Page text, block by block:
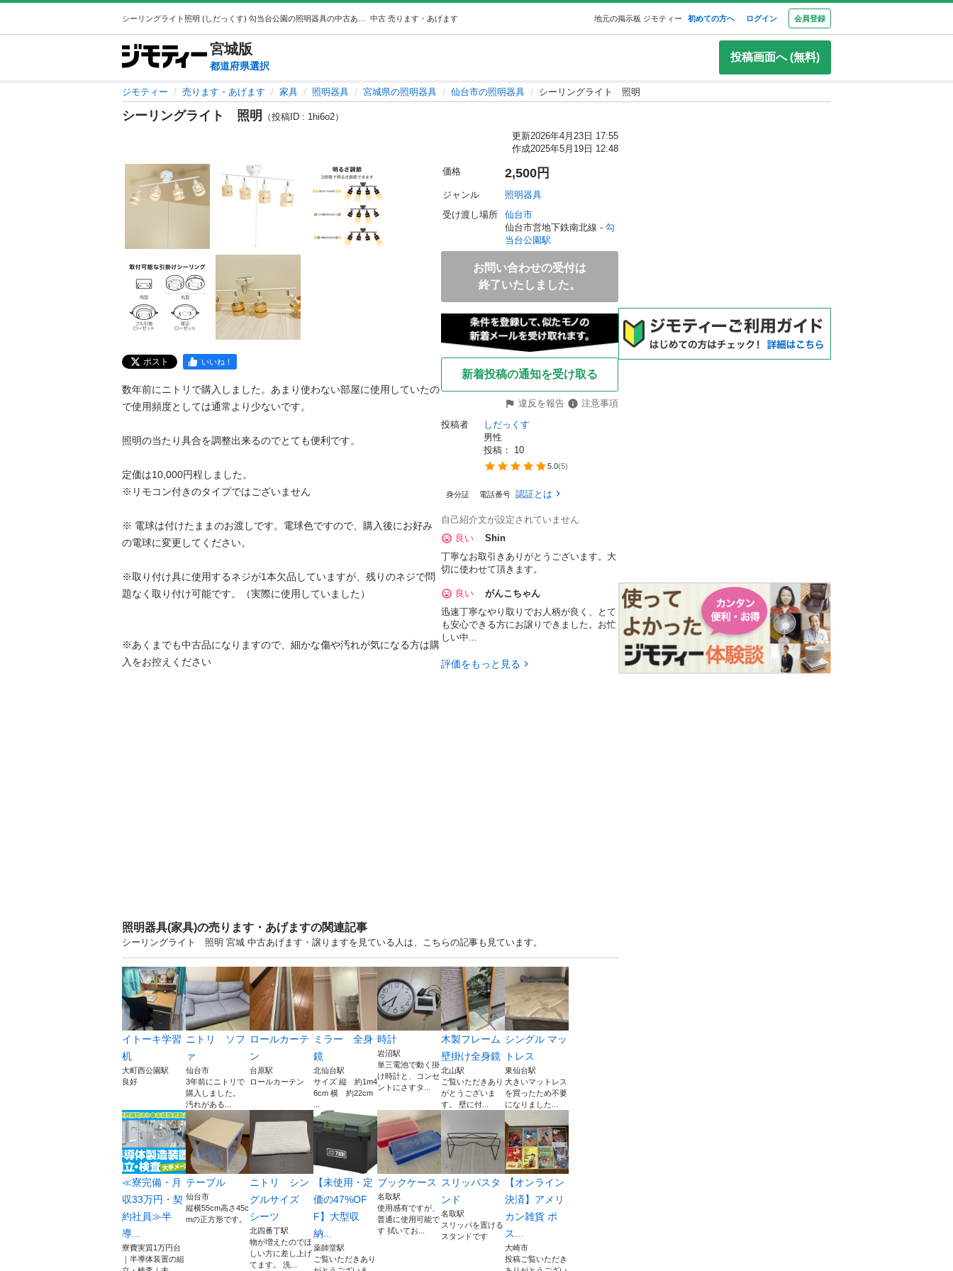
中古 売ります・あげます 地元の掲示板 ジモティー 初めての方へ ログイン 会員登録
宮城版
都道府県選択
投稿画面へ (無料)
ジモティー 売ります・あげます 家具 照明器具 宮城県の照明器具 仙台市の照明器具 シーリングライト 照明
シーリングライト 照明
（投稿ID : 1hi6o2）
更新2026年4月23日 17:55
作成2025年5月19日 12:48
ポスト いいね！
数年前にニトリで購入しました。あまり使わない部屋に使用していたの
で使用頻度としては通常より少ないです。
照明の当たり具合を調整出来るのでとても便利です。
定価は10,000円程しました。
※リモコン付きのタイプではございません
※ 電球は付けたままのお渡しです。電球色ですので、購入後にお好み
の電球に変更してください。
※取り付け具に使用するネジが1本欠品していますが、残りのネジで問
題なく取り付け可能です。（実際に使用していました）
※あくまでも中古品になりますので、細かな傷や汚れが気になる方は購
入をお控えください
価格 2,500円
ジャンル
照明器具
受け渡し場所
仙台市
仙台市営地下鉄南北線 - 勾
当台公園駅
お問い合わせの受付は
終了いたしました。
新着投稿の通知を受け取る
違反を報告
注意事項
投稿者
しだっくす
男性
投稿： 10
5.0(5)
身分証 電話番号 認証とは
自己紹介文が設定されていません
良い
Shin
丁寧なお取引きありがとうございます。大
切に使わせて頂きます。
良い
がんこちゃん
迅速丁寧なやり取りでお人柄が良く、とて
も安心できる方にお譲りできました。お忙
しい中...
評価をもっと見る
照明器具(家具)の売ります・あげますの関連記事
シーリングライト 照明 宮城 中古あげます・譲りますを見ている人は、こちらの記事も見ています。
イトーキ学習
机
大町西公園駅
良好
ニトリ ソフ
ァ
仙台市
3年前にニトリで
購入しました。
汚れがある...
ロールカーテ
ン
台原駅
ロールカーテン
ミラー 全身
鏡
北仙台駅
サイズ 縦 約1m4
6cm 横 約22cm
時計
岩沼駅
単三電池で動く掛
け時計と、コンセ
ントにさすタ...
木製フレーム
壁掛け全身鏡
北山駅
ご覧いただきあり
がとうございま
す。 壁に付...
シングル マッ
トレス
東仙台駅
大きいマットレス
を買ったため不要
になりました...
≪寮完備・月
収33万円・契
約社員≫半
導...
寮費実質1万円台
｜半導体装置の組
テーブル
仙台市
縦横55cm高さ45c
mの正方形です。
ニトリ シン
グルサイズ
シーツ
北四番丁駅
物が増えたのでほ
しい方に差し上げ
てます。 洗...
【未使用・定
価の47%OF
F】大型収
納...
薬師堂駅
ご覧いただきあり
ブックケース
名取駅
使用感有ですが、
普通に使用可能で
す 拭いてお...
スリッパスタ
ンド
名取駅
スリッパを置ける
スタンドです
【オンライン
決済】アメリ
カン雑貨 ポ
ス...
大崎市
投稿ご覧いただき